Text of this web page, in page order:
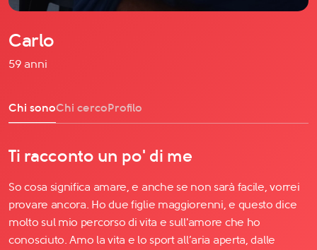
YouTube
Instagram
TikTok
Carlo
59 anni
Chi sonoChi cercoProfilo
Ti racconto un po' di me
So cosa significa amare, e anche se non sarà facile, vorrei
provare ancora. Ho due figlie maggiorenni, e questo dice
molto sul mio percorso di vita e sull'amore che ho
conosciuto. Amo la vita e lo sport all’aria aperta, dalle